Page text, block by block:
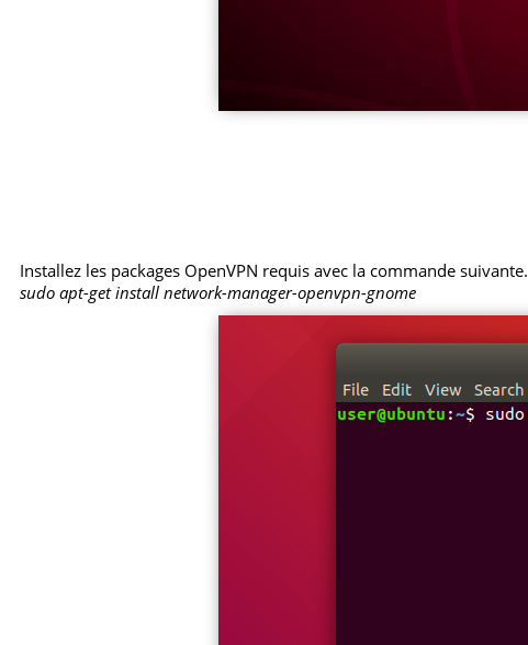
Installez les packages OpenVPN requis avec la commande suivante.
sudo apt-get install network-manager-openvpn-gnome